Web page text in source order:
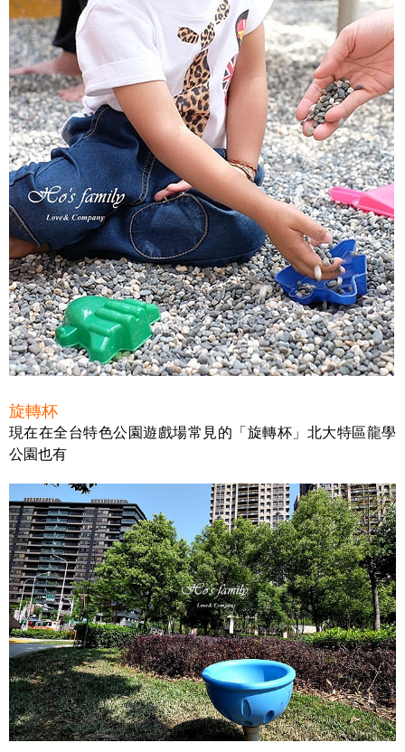
旋轉杯
現在在全台特色公園遊戲場常見的「旋轉杯」北大特區龍學
公園也有